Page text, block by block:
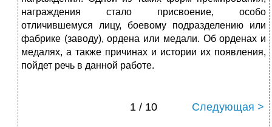
награждения стало присвоение, особо
отличившемуся лицу, боевому подразделению или
фабрике (заводу), ордена или медали. Об орденах и
медалях, а также причинах и истории их появления,
пойдет речь в данной работе.
1 / 10 Следующая >